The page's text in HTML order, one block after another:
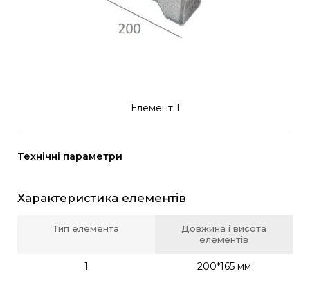
Елемент 1
Технічні параметри
Характеристика елементів
Тип елемента
Довжина і висота
елементів
1 200*165 мм